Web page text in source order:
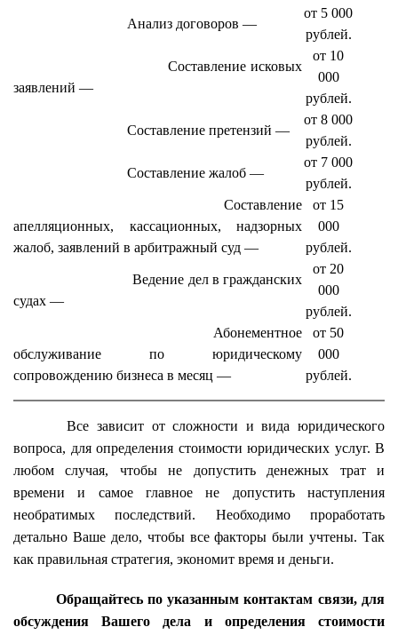
Анализ договоров —
от 5 000
рублей.
Составление исковых
заявлений —
от 10
000
рублей.
Составление претензий —
от 8 000
рублей.
Составление жалоб —
от 7 000
рублей.
Составление
апелляционных, кассационных, надзорных
жалоб, заявлений в арбитражный суд —
от 15
000
рублей.
Ведение дел в гражданских
судах —
от 20
000
рублей.
Абонементное
обслуживание по юридическому
сопровождению бизнеса в месяц —
от 50
000
рублей.
Все зависит от сложности и вида юридического
вопроса, для определения стоимости юридических услуг. В
любом случая, чтобы не допустить денежных трат и
времени и самое главное не допустить наступления
необратимых последствий. Необходимо проработать
детально Ваше дело, чтобы все факторы были учтены. Так
как правильная стратегия, экономит время и деньги.
Обращайтесь по указанным контактам связи, для
обсуждения Вашего дела и определения стоимости